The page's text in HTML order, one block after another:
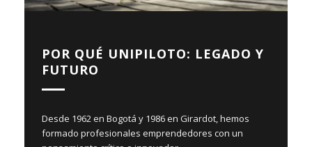
POR QUÉ UNIPILOTO: LEGADO Y
FUTURO
Desde 1962 en Bogotá y 1986 en Girardot, hemos
formado profesionales emprendedores con un